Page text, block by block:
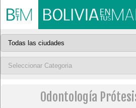
Odontología